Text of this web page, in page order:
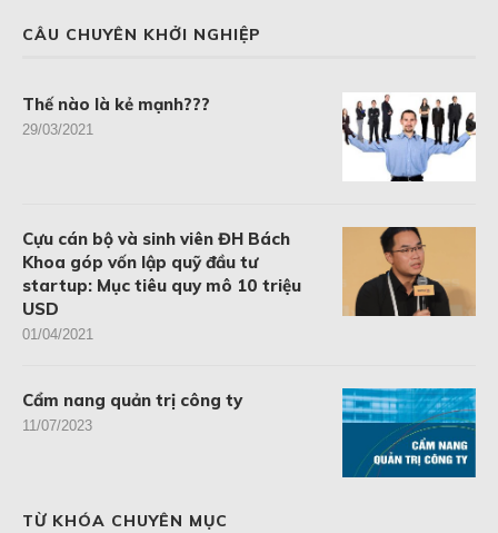
CÂU CHUYÊN KHỞI NGHIỆP
Thế nào là kẻ mạnh???
29/03/2021
Cựu cán bộ và sinh viên ĐH Bách
Khoa góp vốn lập quỹ đầu tư
startup: Mục tiêu quy mô 10 triệu
USD
01/04/2021
Cẩm nang quản trị công ty
11/07/2023
TỪ KHÓA CHUYÊN MỤC